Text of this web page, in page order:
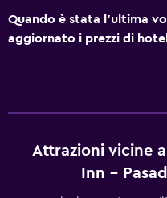
Scrivania
Quando è stata l'ultima
aggiornato i prezzi di
Attrazioni vicine
Inn -